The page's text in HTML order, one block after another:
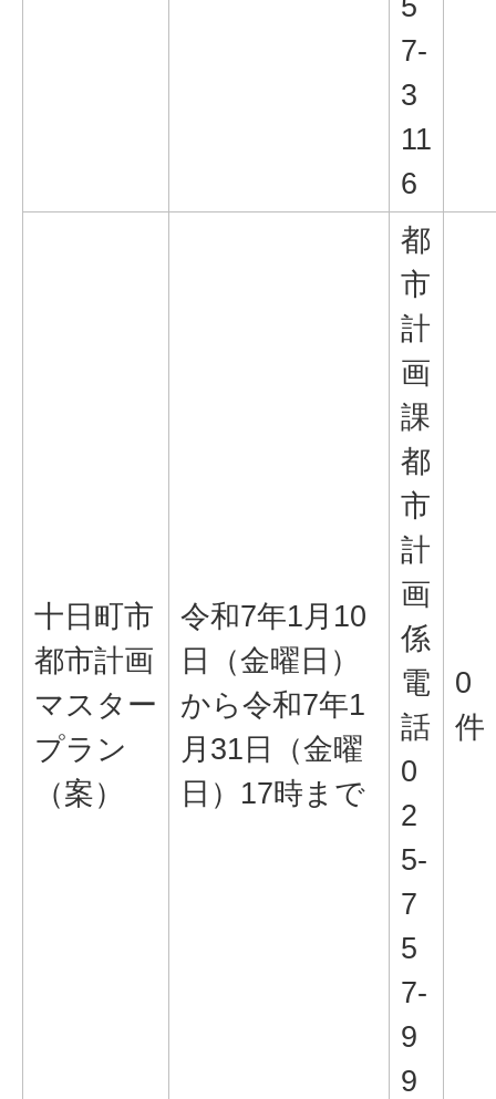
7-
3
11
6
十日町市
都市計画
マスター
プラン
（案）
令和7年1月10
日（金曜日）
から令和7年1
月31日（金曜
日）17時まで
都
市
計
画
課
都
市
計
画
係
電
話
0
2
5-
7
5
7-
9
9
0
件